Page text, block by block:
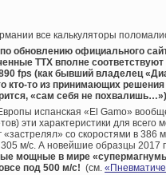
все калькуляторы
обновлению официального
ТТХ вполне
fps (как бывший владелец
кто-то из принимающих
«сам себя не
испанская «El Gamo»
эти характеристики для всего
«застрелял» со скоростями в
м/с. А новейшие образцы
мощные в мире
под 500 м/с! (см.